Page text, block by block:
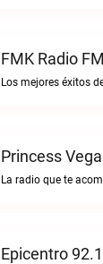
FMK Radio
Princess
Epicentro